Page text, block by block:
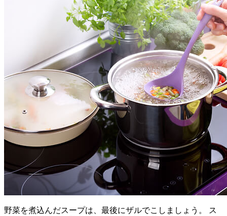
野菜を煮込んだスープは、最後にザルでこしましょう。 ス